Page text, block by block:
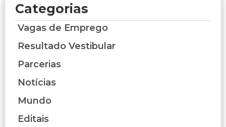
Categorias
Vagas de Emprego
Resultado Vestibular
Parcerias
Notícias
Mundo
Editais